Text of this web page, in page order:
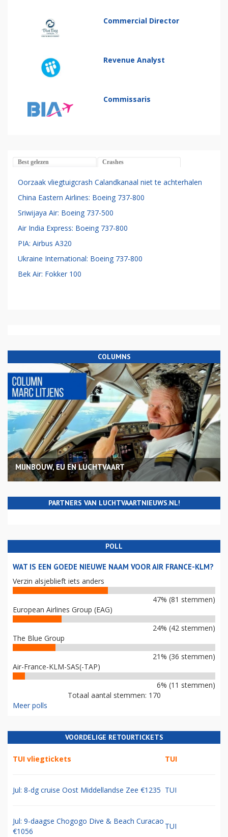
Commercial Director
Revenue Analyst
Commissaris
Best gelezen Crashes
Oorzaak vliegtuigcrash Calandkanaal niet te achterhalen
China Eastern Airlines: Boeing 737-800
Sriwijaya Air: Boeing 737-500
Air India Express: Boeing 737-800
PIA: Airbus A320
Ukraine International: Boeing 737-800
Bek Air: Fokker 100
COLUMNS
MIJNBOUW, EU EN LUCHTVAART
PARTNERS VAN LUCHTVAARTNIEUWS.NL!
POLL
WAT IS EEN GOEDE NIEUWE NAAM VOOR AIR FRANCE-KLM?
Verzin alsjeblieft iets anders
47% (81 stemmen)
European Airlines Group (EAG)
24% (42 stemmen)
The Blue Group
21% (36 stemmen)
Air-France-KLM-SAS(-TAP)
6% (11 stemmen)
Totaal aantal stemmen: 170
Meer polls
VOORDELIGE RETOURTICKETS
TUI vliegtickets TUI
Jul: 8-dg cruise Oost Middellandse Zee €1235 TUI
Jul: 9-daagse Chogogo Dive & Beach Curacao
€1056
TUI